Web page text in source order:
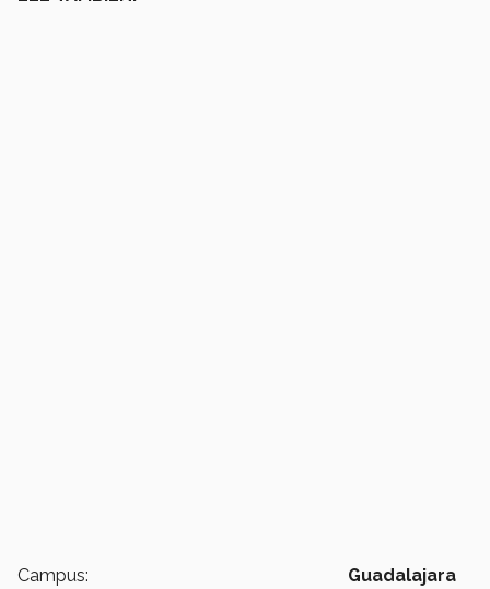
Campus: Guadalajara